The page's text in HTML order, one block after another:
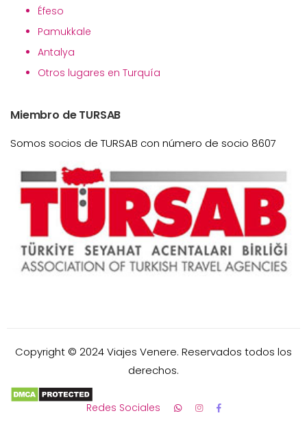
Éfeso
Pamukkale
Antalya
Otros lugares en Turquía
Miembro de TURSAB
Somos socios de TURSAB con número de socio 8607
Copyright © 2024 Viajes Venere. Reservados todos los
derechos.
Redes Sociales